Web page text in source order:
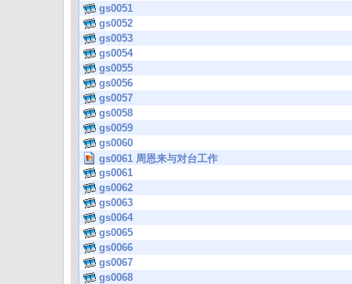
gs0051
gs0052
gs0053
gs0054
gs0055
gs0056
gs0057
gs0058
gs0059
gs0060
gs0061 周恩来与对台工作
gs0061
gs0062
gs0063
gs0064
gs0065
gs0066
gs0067
gs0068